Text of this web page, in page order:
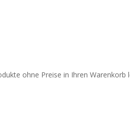
ohne Preise in Ihren